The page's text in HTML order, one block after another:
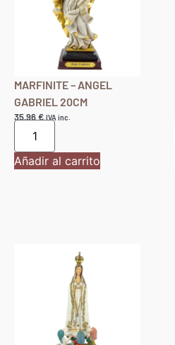
MARFINITE – ANGEL
GABRIEL 20CM
35,96€ IVA inc.
Añadir al carrito